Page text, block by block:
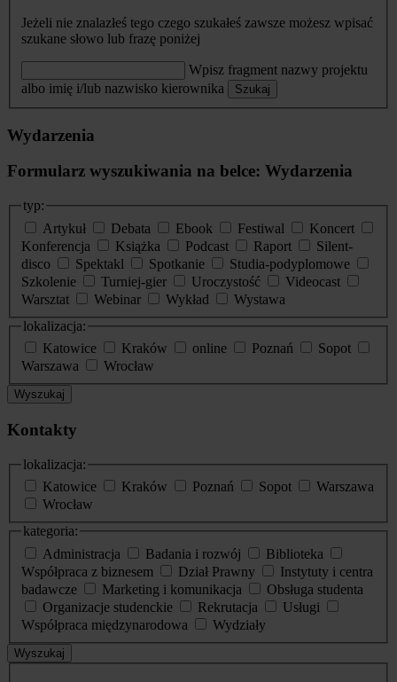
Jeżeli nie znalazłeś tego czego szukałeś zawsze możesz wpisać
szukane słowo lub frazę poniżej
Wpisz fragment nazwy projektu
albo imię i/lub nazwisko kierownika
Szukaj
Wydarzenia
Formularz wyszukiwania na belce: Wydarzenia
typ:
Artykuł
Debata Ebook Festiwal
Koncert
Konferencja
Książka Podcast Raport
Silent-
disco
Spektakl Spotkanie
Studia-podyplomowe
Szkolenie
Turniej-gier Uroczystość
Videocast
Warsztat
Webinar Wykład
Wystawa
lokalizacja:
Katowice
Kraków online Poznań
Sopot
Warszawa
Wrocław
Wyszukaj
Kontakty
lokalizacja:
Katowice
Kraków Poznań Sopot
Warszawa
Wrocław
kategoria:
Administracja
Badania i rozwój
Biblioteka
Współpraca z biznesem
Dział Prawny
Instytuty i centra
badawcze
Marketing i komunikacja
Obsługa studenta
Organizacje studenckie
Rekrutacja
Usługi
Współpraca międzynarodowa
Wydziały
Wyszukaj